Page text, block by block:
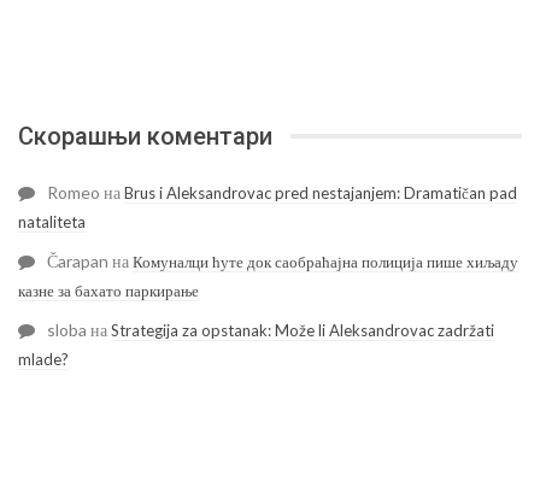
Скорашњи коментари
Romeo наBrus i Aleksandrovac pred nestajanjem: Dramatičan pad
nataliteta
Čarapan наКомуналци ћуте док саобраћајна полиција пише хиљаду
казне за бахато паркирање
sloba наStrategija za opstanak: Može li Aleksandrovac zadržati
mlade?